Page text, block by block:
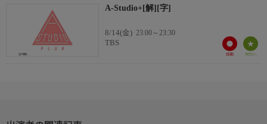
晃にも取材!!瀬戸は、白井が自身の俳優人生の転機となった特別
な存在であることを語り、スタジオでは白井から贈られた言葉に
感銘を受ける一幕も。
また、夫婦で共作したというイラストも紹介。パパとしての一面
をはじめ、仕事もプライベートも充実した日々を送る瀬戸康史の
A-Studio+[解][字]
8/14(金) 23:00～23:30
TBS